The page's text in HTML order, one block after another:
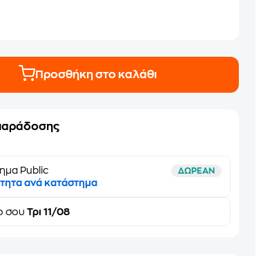
Προσθήκη στο καλάθι
Public ΔΩΡΕΑΝ
ανά κατάστημα
σου Τρι 11/08